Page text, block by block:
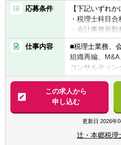
応募条件
【下記いずれか
・税理士科目合
・会計事務所
・公認会計士
務業務未経験会
す！！
・普通自動車免
【求める人物像】
■税務・会計に
ら経営コンサ
■経験・能力を
仕事内容
■税理士業務、
組織再編、
コンサルティン
【法人全体の特
■業界トップレ
サービス提供し
■チーム連携：
業診断士など
野のエキスパ
この求人から
申し込む
更新日 2026年
辻・本郷税理